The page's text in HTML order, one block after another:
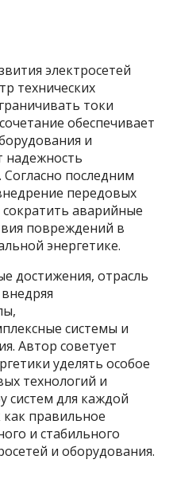
электросетей
технических
токи
обеспечивает
и
надежность
последним
передовых
аварийные
повреждений в
энергетике.
достижения, отрасль
системы и
Автор советует
уделять особое
технологий и
систем для каждой
как правильное
и стабильного
и оборудования.